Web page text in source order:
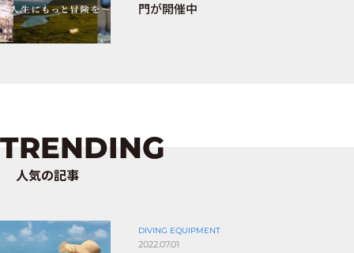
門が開催中
TRENDING
人気の記事
DIVING EQUIPMENT
2022.07.01